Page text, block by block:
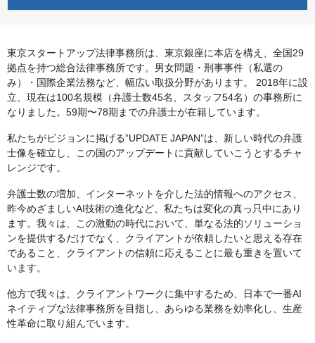
東京スタートアップ法律事務所は、東京銀座に本店を構え、全国29
拠点を持つ総合法律事務所です。男女問題・刑事事件（私選の
み）・国際企業法務など、幅広い取扱分野があります。 2018年に設
立、現在は100名規模（弁護士数45名、スタッフ54名）の事務所に
なりました。59期〜78期までの弁護士が在籍しています。
私たちがビジョンに掲げる”UPDATE JAPAN”は、新しい時代の弁護
士像を確立し、この国のアップデートに貢献していこうとするチャ
レンジです。
弁護士数の増加、インターネットを介した法的情報へのアクセス、
昨今めざましいAI技術の進化など、私たちは変化の真っ只中にあり
ます。我々は、この激動の時代において、単なる法的ソリューショ
ンを提供するだけでなく、クライアントが依頼したいと思える存在
であること、クライアントの信頼に応えることに最も重きを置いて
います。
他方で我々は、クライアントワークに集中するため、日本で一番AI
ネイティブな法律事務所を目指し、あらゆる業務を効率化し、生産
性革命に取り組んでいます。